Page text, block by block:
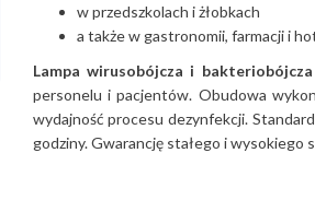
w przedszkolach i żłobkach
a także w gastronomii, farmacji i
Lampa wirusobójcza i bakteriobójcza
personelu i pacjentów. Obudowa
wydajność procesu dezynfekcji.
godziny. Gwarancję stałego i